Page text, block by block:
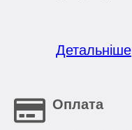
Детальніше
Оплата